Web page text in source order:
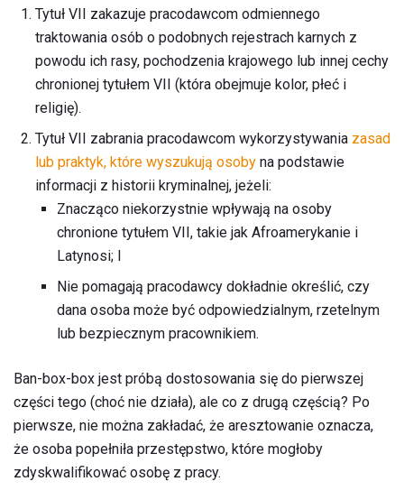
Tytuł VII zakazuje pracodawcom odmiennego
traktowania osób o podobnych rejestrach karnych z
powodu ich rasy, pochodzenia krajowego lub innej cechy
chronionej tytułem VII (która obejmuje kolor, płeć i
religię).
Tytuł VII zabrania pracodawcom wykorzystywania zasad
lub praktyk, które wyszukują osoby na podstawie
informacji z historii kryminalnej, jeżeli:
Znacząco niekorzystnie wpływają na osoby
chronione tytułem VII, takie jak Afroamerykanie i
Latynosi; I
Nie pomagają pracodawcy dokładnie określić, czy
dana osoba może być odpowiedzialnym, rzetelnym
lub bezpiecznym pracownikiem.
Ban-box-box jest próbą dostosowania się do pierwszej
części tego (choć nie działa), ale co z drugą częścią? Po
pierwsze, nie można zakładać, że aresztowanie oznacza,
że ​​osoba popełniła przestępstwo, które mogłoby
zdyskwalifikować osobę z pracy.